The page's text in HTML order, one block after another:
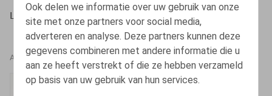
Ook delen we informatie over uw gebruik van onze
site met onze partners voor social media,
adverteren en analyse. Deze partners kunnen deze
gegevens combineren met andere informatie die u
aan ze heeft verstrekt of die ze hebben verzameld
op basis van uw gebruik van hun services.
L'Echo, 13/09/2022, p. 19
AUTEURS
Kenny Decruyenaere